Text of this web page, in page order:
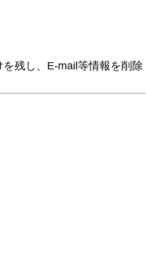
残し、E-mail等情報を削除